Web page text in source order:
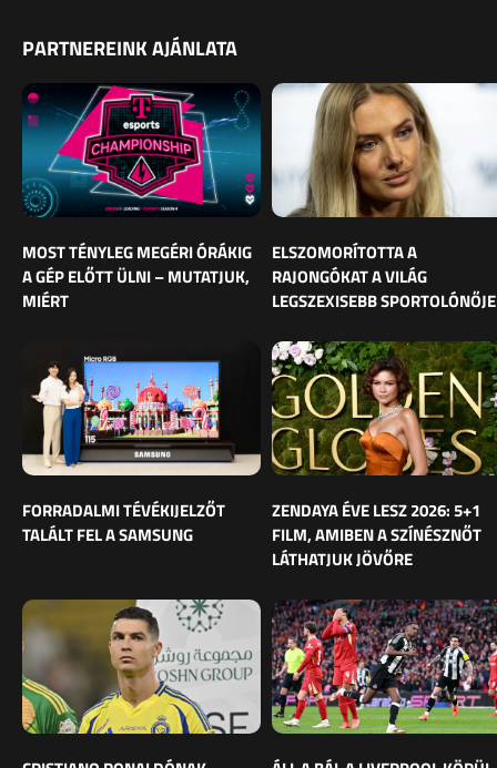
PARTNEREINK AJÁNLATA
MOST TÉNYLEG MEGÉRI ÓRÁKIG
A GÉP ELŐTT ÜLNI – MUTATJUK,
MIÉRT
ELSZOMORÍTOTTA A
RAJONGÓKAT A VILÁG
LEGSZEXISEBB SPORTOLÓNŐJE
FORRADALMI TÉVÉKIJELZŐT
TALÁLT FEL A SAMSUNG
ZENDAYA ÉVE LESZ 2026: 5+1
FILM, AMIBEN A SZÍNÉSZNŐT
LÁTHATJUK JÖVŐRE